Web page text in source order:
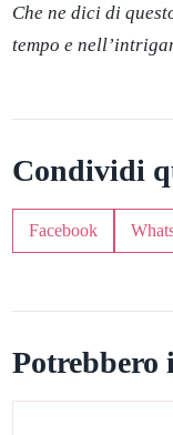
Che ne dici di
tempo e
Condividi
Facebook
Potrebbero